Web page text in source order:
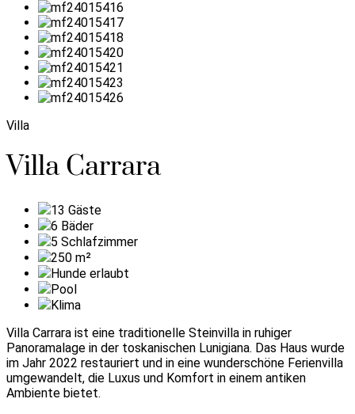
Villa
Villa Carrara
13 Gäste
6 Bäder
5 Schlafzimmer
250 m²
Hunde erlaubt
Pool
Klima
Villa Carrara ist eine traditionelle Steinvilla in ruhiger
Panoramalage in der toskanischen Lunigiana. Das Haus wurde
im Jahr 2022 restauriert und in eine wunderschöne Ferienvilla
umgewandelt, die Luxus und Komfort in einem antiken
Ambiente bietet.